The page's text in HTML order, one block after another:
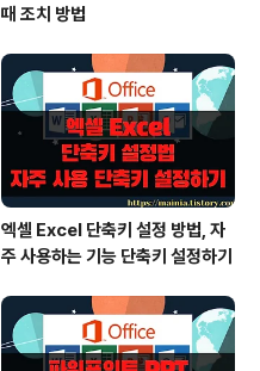
때 조치 방법
엑셀 Excel 단축키 설정 방법, 자
주 사용하는 기능 단축키 설정하기